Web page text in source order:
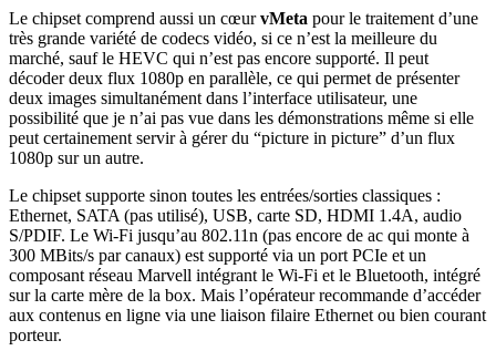
Le chipset comprend aussi un cœurvMeta pour le traitement d’une
très grande variété de codecs vidéo, si ce n’est la meilleure du
marché, sauf le HEVC qui n’est pas encore supporté. Il peut
décoder deux flux 1080p en parallèle, ce qui permet de présenter
deux images simultanément dans l’interface utilisateur, une
possibilité que je n’ai pas vue dans les démonstrations même si elle
peut certainement servir à gérer du “picture in picture” d’un flux
1080p sur un autre.
Le chipset supporte sinon toutes les entrées/sorties classiques :
Ethernet, SATA (pas utilisé), USB, carte SD, HDMI 1.4A, audio
S/PDIF. Le Wi-Fi jusqu’au 802.11n (pas encore de ac qui monte à
300 MBits/s par canaux) est supporté via un port PCIe et un
composant réseau Marvell intégrant le Wi-Fi et le Bluetooth, intégré
sur la carte mère de la box. Mais l’opérateur recommande d’accéder
aux contenus en ligne via une liaison filaire Ethernet ou bien courant
porteur.